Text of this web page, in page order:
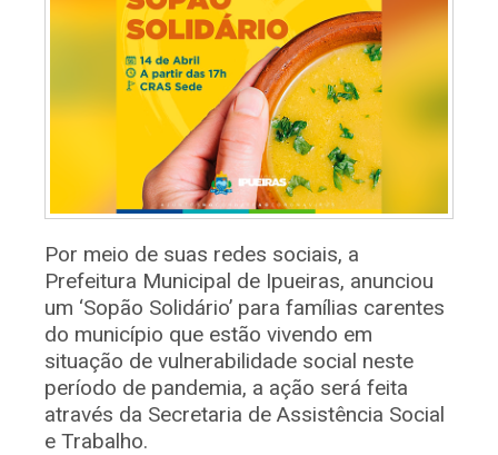
Por meio de suas redes sociais, a
Prefeitura Municipal de Ipueiras, anunciou
um ‘Sopão Solidário’ para famílias carentes
do município que estão vivendo em
situação de vulnerabilidade social neste
período de pandemia, a ação será feita
através da Secretaria de Assistência Social
e Trabalho.